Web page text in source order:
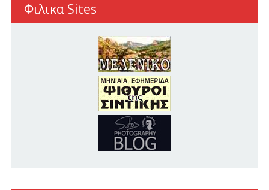
Φιλικα Sites